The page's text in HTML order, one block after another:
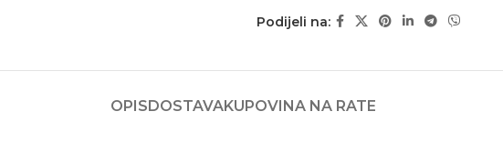
Podijeli na:
OPISDOSTAVAKUPOVINA NA RATE